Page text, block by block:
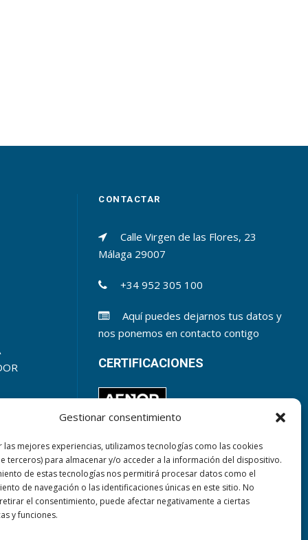
Gestionar consentimiento
las mejores experiencias, utilizamos tecnologías como las cookies
terceros) para almacenar y/o acceder a la información del dispositivo.
de estas tecnologías nos permitirá procesar datos como el
de navegación o las identificaciones únicas en este sitio. No
el consentimiento, puede afectar negativamente a ciertas
y funciones.
CONTACTAR
Calle Virgen de las Flores, 23
Málaga 29007
+34 952 305 100
Aquí puedes dejarnos tus datos y
nos ponemos en contacto contigo
CERTIFICACIONES